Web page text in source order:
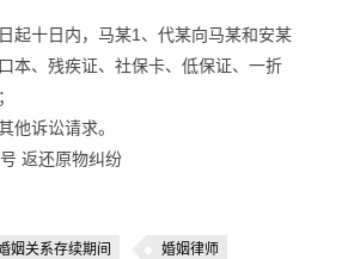
起十日内，马某1、代某向马某和安某
本、残疾证、社保卡、低保证、一折
他诉讼请求。
返还原物纠纷
姻关系存续期间 婚姻律师